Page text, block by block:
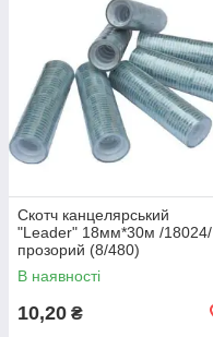
Скотч канцелярський
"Leader" 18мм*30м /18024/
прозорий (8/480)
В наявності
10,20 ₴